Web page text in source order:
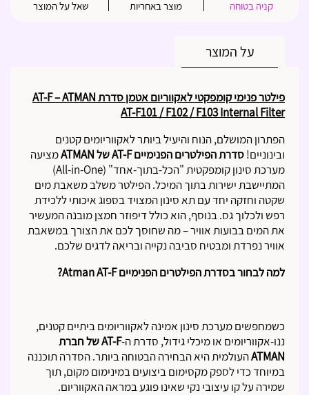
קניה בטוחה מוצר באחריות שאל על המוצר
על המוצר
פילטר פנימי קומפקטי לאקווריום אטמן סדרת AT-F – ATMAN
AT-F101 / F102 / F103 Internal Filter
הפתרון המושלם, הנוח והיעיל ביותר לאקווריומים קטנים
ובינוניים!סדרת הפילטרים הפנימיים AT-F של ATMAN
מציעה
מערכת סינון קומפקטית "הכל-בתוך-אחד" (All-in-One)
המתיישבת ישירות בתוך המיכל. הפילטר משלב משאבת מים
שקטה וחזקה יחד עם תא סינון המצויד בספוג איכותי ללכידת
רפש ולכלוך גס. בנוסף, הוא כולל דיפוזר חמצן מובנה המעשיר
את המים בבועות אוויר – מה שחוסך לכם את הצורך במשאבת
אוויר נפרדת ומבטיח סביבה נקייה ובריאה לדגים שלכם.
למה לבחור בסדרת הפילטרים הפנימיים Atman AT-F?
כשמחפשים מערכת סינון אמינה לאקווריומים ביתיים קטנים,
ננו-אקווריומים או מיכלי גידול, סדרת ה-
AT-F של חברת
ATMANהעולמית היא הבחירה הבטוחה ביותר. הסדרה תוכננה
במיוחד כדי לספק מקסימום ביצועים במינימום מקום, תוך
שמירה על קו עיצובי נקי שאינו פוגע במראה האקווריום.